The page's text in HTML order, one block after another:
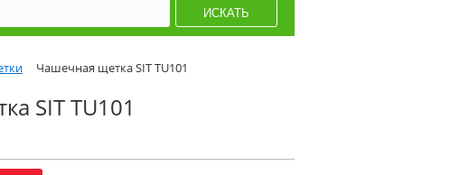
Чашечная щетка SIT TU101
SIT TU101